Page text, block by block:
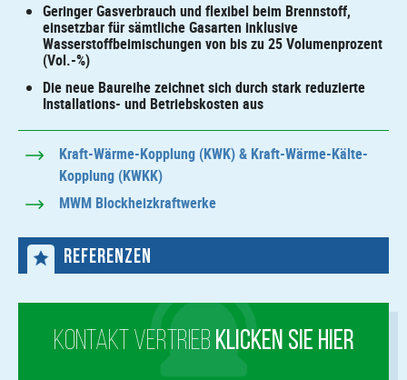
Geringer Gasverbrauch und flexibel beim Brennstoff,
einsetzbar für sämtliche Gasarten inklusive
Wasserstoffbeimischungen von bis zu 25 Volumenprozent
(Vol.-%)
Die neue Baureihe zeichnet sich durch stark reduzierte
Installations- und Betriebskosten aus
Kraft-Wärme-Kopplung (KWK) & Kraft-Wärme-Kälte-
Kopplung (KWKK)
MWM Blockheizkraftwerke
REFERENZEN
KONTAKT VERTRIEB KLICKEN SIE HIER